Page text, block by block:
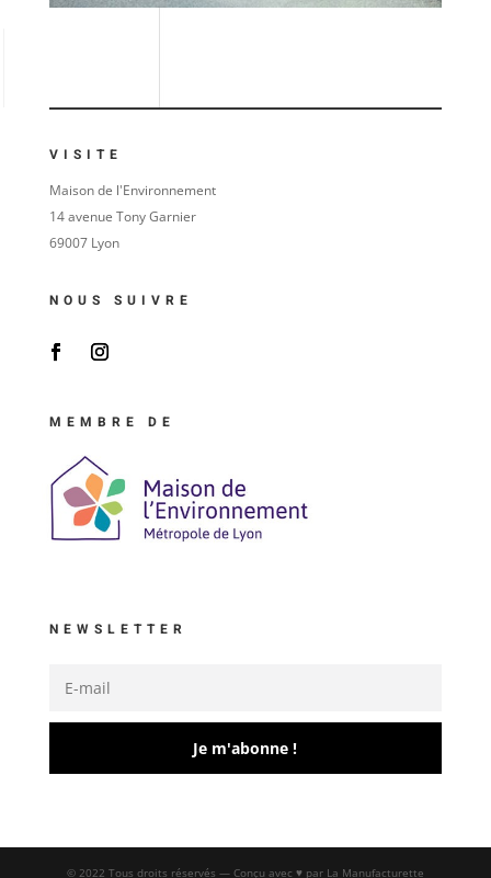
VISITE
Maison de l'Environnement
14 avenue Tony Garnier
69007 Lyon
NOUS SUIVRE
MEMBRE DE
NEWSLETTER
Je m'abonne !
© 2022 Tous droits réservés — Conçu avec ♥ par La Manufacturette